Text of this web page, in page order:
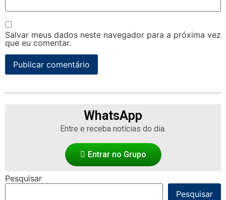
Salvar meus dados neste navegador para a próxima vez
que eu comentar.
WhatsApp
Entre e receba notícias do dia.
Entrar no Grupo
Pesquisar
Pesquisar